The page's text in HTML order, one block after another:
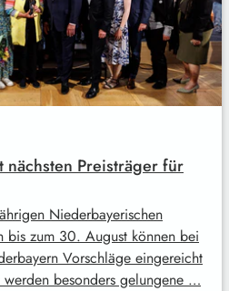
Preisträger für
Niederbayerischen
bis zum 30. August können bei
Vorschläge eingereicht
besonders gelungene …